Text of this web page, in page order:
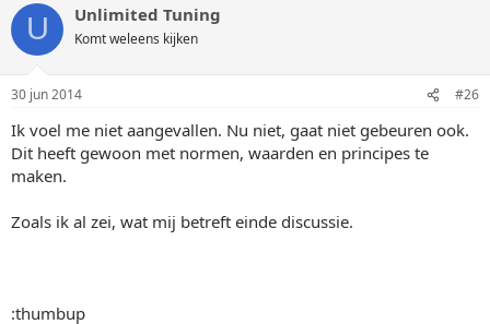
U Unlimited Tuning
Komt weleens kijken
30 jun 2014 #26
Ik voel me niet aangevallen. Nu niet, gaat niet gebeuren ook.
Dit heeft gewoon met normen, waarden en principes te
maken.
Zoals ik al zei, wat mij betreft einde discussie.
:thumbup